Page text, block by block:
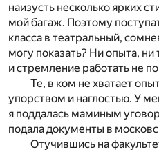
наизусть несколько ярких
мой багаж. Поэтому
класса в театральный,
могу показать? Ни опыта, ни
и стремление работать не
Те, в ком не хватает
упорством и наглостью. У
я поддалась маминым
подала документы в
Отучившись на